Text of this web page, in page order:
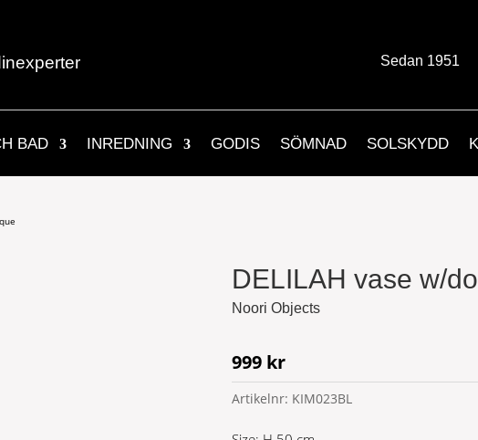
Sedan 1951
BAD INREDNING GODIS SÖMNAD SOLSKYDD
DELILAH vase w/
Noori Objects
999 kr
Artikelnr: KIM023BL